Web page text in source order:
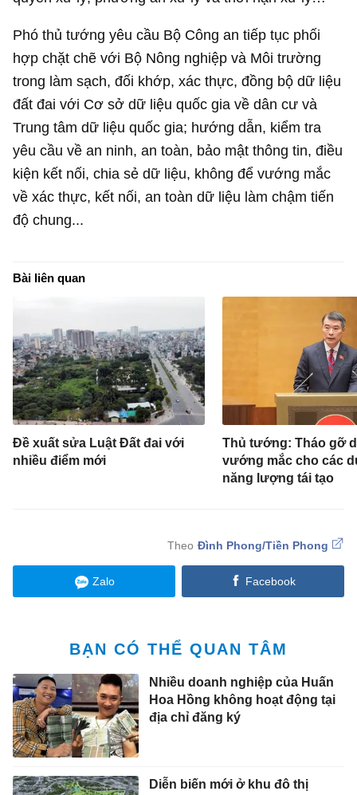
Phó thủ tướng yêu cầu Bộ Công an tiếp tục phối
hợp chặt chẽ với Bộ Nông nghiệp và Môi trường
trong làm sạch, đối khớp, xác thực, đồng bộ dữ liệu
đất đai với Cơ sở dữ liệu quốc gia về dân cư và
Trung tâm dữ liệu quốc gia; hướng dẫn, kiểm tra
yêu cầu về an ninh, an toàn, bảo mật thông tin, điều
kiện kết nối, chia sẻ dữ liệu, không để vướng mắc
về xác thực, kết nối, an toàn dữ liệu làm chậm tiến
độ chung...
Bài liên quan
Đề xuất sửa Luật Đất đai với
nhiều điểm mới
Thủ tướng: Tháo gỡ
vướng mắc cho các
năng lượng tái tạo
Đình Phong/Tiền Phong
Zalo Facebook
BẠN CÓ THỂ QUAN TÂM
Nhiều doanh nghiệp của Huấn
Hoa Hồng không hoạt động tại
địa chỉ đăng ký
Diễn biến mới ở khu đô thị